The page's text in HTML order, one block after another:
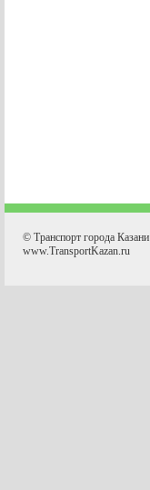
© Транспорт города Казани
www.TransportKazan.ru